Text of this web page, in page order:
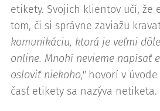
etikety. Svojich klientov učí, že
tom, či si správne zaviažu
komunikáciu, ktorá je veľmi
online. Mnohí nevieme napísať
osloviť niekoho," hovorí v
časť etikety sa nazýva netiketa.